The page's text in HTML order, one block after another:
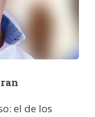
el de los